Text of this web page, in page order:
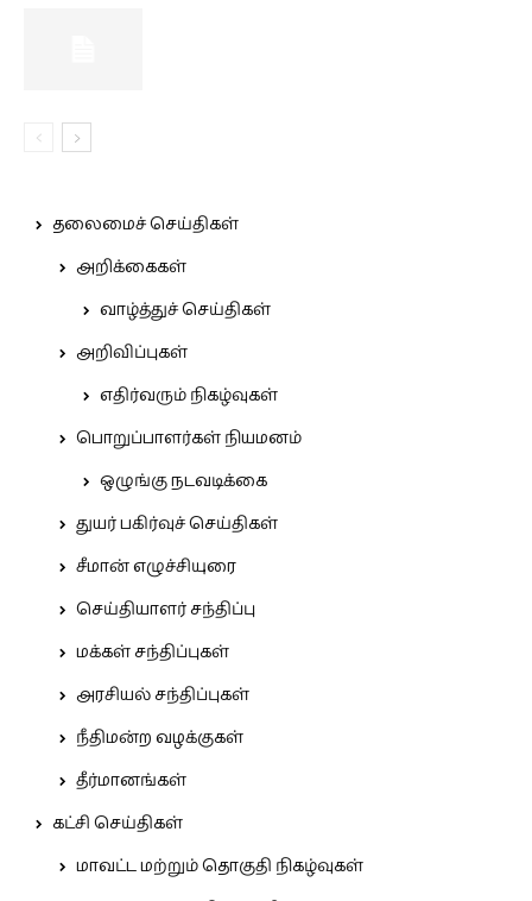
தலைமைச் செய்திகள்
அறிக்கைகள்
வாழ்த்துச் செய்திகள்
அறிவிப்புகள்
எதிர்வரும் நிகழ்வுகள்
பொறுப்பாளர்கள் நியமனம்
ஒழுங்கு நடவடிக்கை
துயர் பகிர்வுச் செய்திகள்
சீமான் எழுச்சியுரை
செய்தியாளர் சந்திப்பு
மக்கள் சந்திப்புகள்
அரசியல் சந்திப்புகள்
நீதிமன்ற வழக்குகள்
தீர்மானங்கள்
கட்சி செய்திகள்
மாவட்ட மற்றும் தொகுதி நிகழ்வுகள்